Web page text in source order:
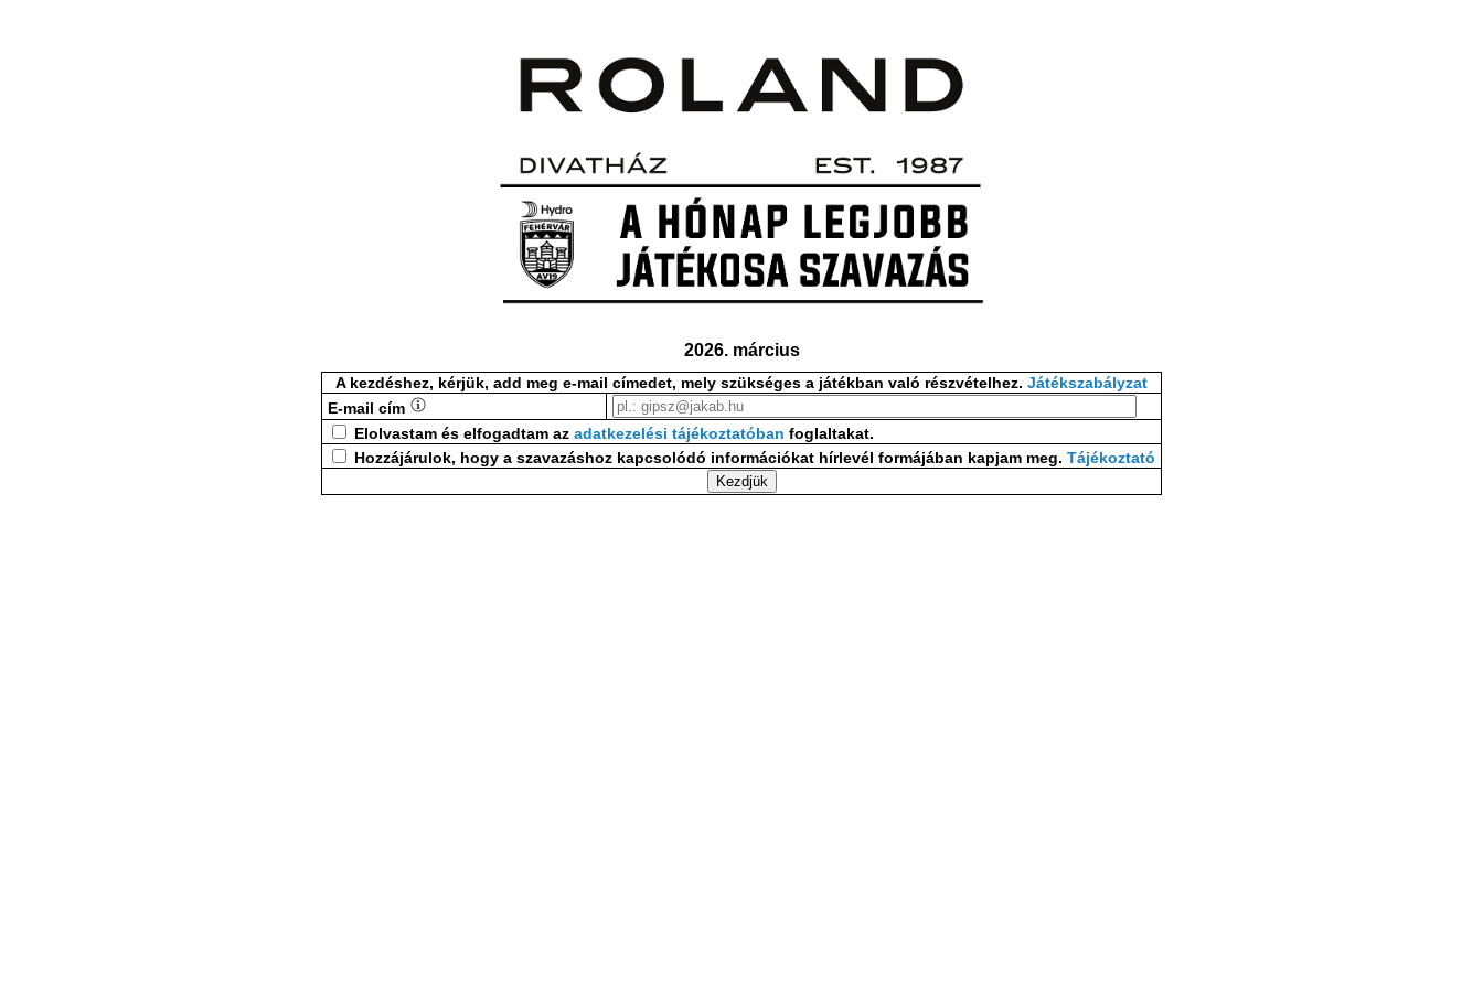
2026. március
A kezdéshez, kérjük, add meg e-mail címedet, mely szükséges a játékban való részvételhez. Játékszabályzat
E-mail cím
Elolvastam és elfogadtam az adatkezelési tájékoztatóban foglaltakat.
Hozzájárulok, hogy a szavazáshoz kapcsolódó információkat hírlevél formájában kapjam meg. Tájékoztató
Kezdjük